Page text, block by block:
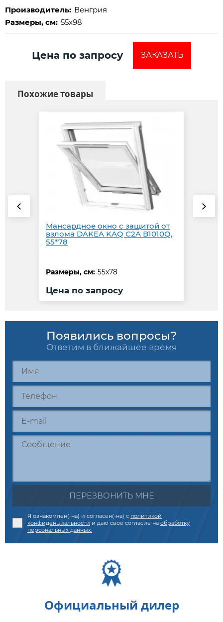
Производитель: Венгрия
Размеры, см: 55x98
Цена по запросу ЗАКАЗАТЬ
Похожие товары
Мансардное окно с защитой от
взлома DAKEA KAQ C2A B1010Q,
55*78
Размеры, см: 55x78
Цена по запросу
Появились вопросы?
Ответим в ближайшее время
ПЕРЕЗВОНИТЬ МНЕ
Я ознакомлен(-на) и согласен(-на) с политикой
конфиденциальности и даю своё согласие на обработку
персональных данных.
Официальный дилер